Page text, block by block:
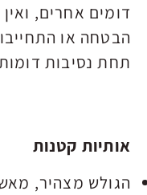
דומים אחרים,
הבטחה או
תחת נסיבות
אותיות קטנות
הגולש מצהיר,